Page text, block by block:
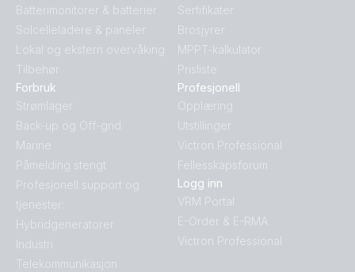
Batterimonitorer & batterier
Solcelleladere & paneler
Lokal og ekstern overvåking
Tilbehør
Forbruk
Strømlager
Back-up og Off-grid
Marine
Påmelding stengt
Profesjonell support og
tjenester:
Hybridgeneratorer
Industri
Telekommunikasjon
Sertifikater
Brosjyrer
MPPT-kalkulator
Prisliste
Profesjonell
Opplæring
Utstillinger
Victron Professional
Fellesskapsforum
Logg inn
VRM Portal
E-Order & E-RMA
Victron Professional